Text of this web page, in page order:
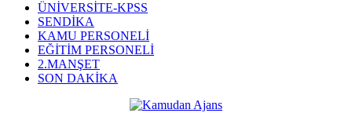
ÜNİVERSİTE-KPSS
SENDİKA
KAMU PERSONELİ
EĞİTİM PERSONELİ
2.MANŞET
SON DAKİKA